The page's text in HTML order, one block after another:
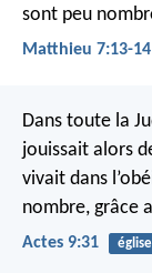
sont peu
Matthieu 7:13-14
Dans toute la
jouissait alors
vivait dans
nombre, grâce
Actes 9:31 église